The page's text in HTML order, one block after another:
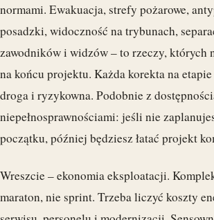
normami. Ewakuacja, strefy pożarowe,
posadzki, widoczność na trybunach,
zawodników i widzów – to rzeczy, których
na końcu projektu. Każda korekta na
droga i ryzykowna. Podobnie z
niepełnosprawnościami: jeśli nie
początku, później będziesz łatać projekt
Wreszcie – ekonomia eksploatacji.
maraton, nie sprint. Trzeba liczyć koszty